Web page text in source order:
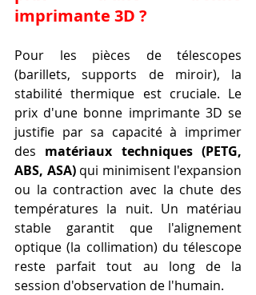
imprimante 3D ?
Pour les pièces de télescopes
(barillets, supports de miroir), la
stabilité thermique est cruciale. Le
prix d'une bonne imprimante 3D se
justifie par sa capacité à imprimer
des matériaux techniques (PETG,
ABS, ASA) qui minimisent l'expansion
ou la contraction avec la chute des
températures la nuit. Un matériau
stable garantit que l'alignement
optique (la collimation) du télescope
reste parfait tout au long de la
session d'observation de l'humain.